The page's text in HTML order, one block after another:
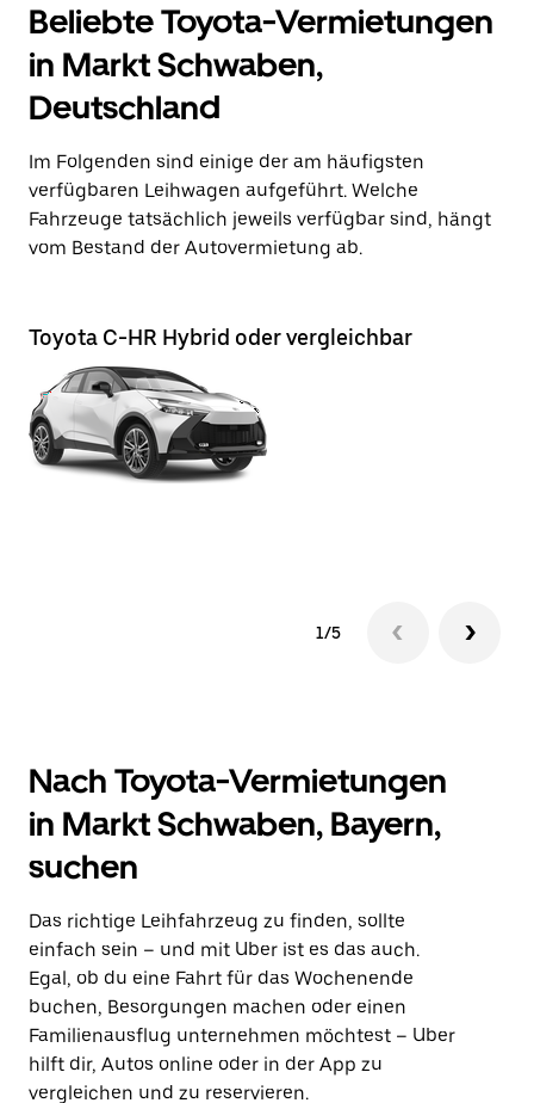
Beliebte Toyota-Vermietungen
in Markt Schwaben,
Deutschland
Im Folgenden sind einige der am häufigsten
verfügbaren Leihwagen aufgeführt. Welche
Fahrzeuge tatsächlich jeweils verfügbar sind, hängt
vom Bestand der Autovermietung ab.
Toyota C-HR Hybrid oder vergleichbar
1/5
Nach Toyota-Vermietungen
in Markt Schwaben, Bayern,
suchen
Das richtige Leihfahrzeug zu finden, sollte
einfach sein – und mit Uber ist es das auch.
Egal, ob du eine Fahrt für das Wochenende
buchen, Besorgungen machen oder einen
Familienausflug unternehmen möchtest – Uber
hilft dir, Autos online oder in der App zu
vergleichen und zu reservieren.